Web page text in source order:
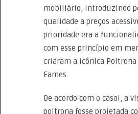
mobiliário, introduzindo
qualidade a preços
prioridade era a
com esse princípio em
criaram a icônica Poltrona
Eames.
De acordo com o casal, a
poltrona fosse projetada